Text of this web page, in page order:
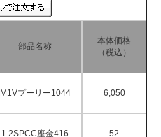
部品名称
本体価格
（税込）
M1Vプーリー1044 6,050
1.2SPCC座金416 52